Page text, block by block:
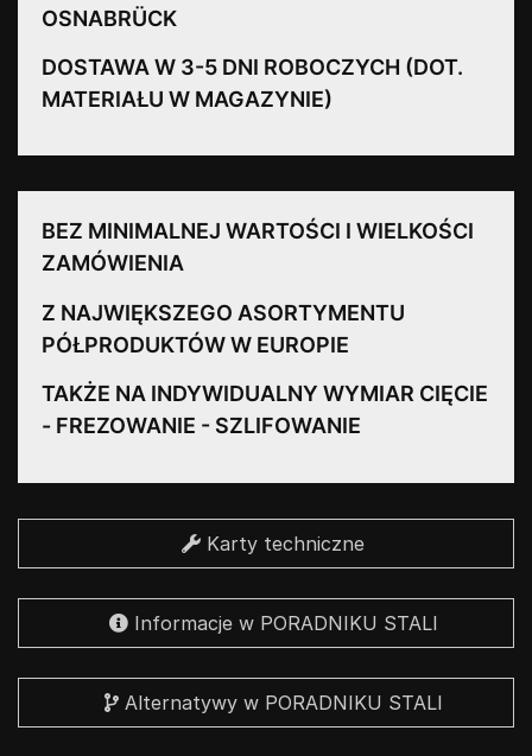
OSNABRÜCK
DOSTAWA W 3-5 DNI ROBOCZYCH (DOT.
MATERIAŁU W MAGAZYNIE)
BEZ MINIMALNEJ WARTOŚCI I WIELKOŚCI
ZAMÓWIENIA
Z NAJWIĘKSZEGO ASORTYMENTU
PÓŁPRODUKTÓW W EUROPIE
TAKŻE NA INDYWIDUALNY WYMIAR CIĘCIE
- FREZOWANIE - SZLIFOWANIE
Karty techniczne
Informacje w PORADNIKU STALI
Alternatywy w PORADNIKU STALI